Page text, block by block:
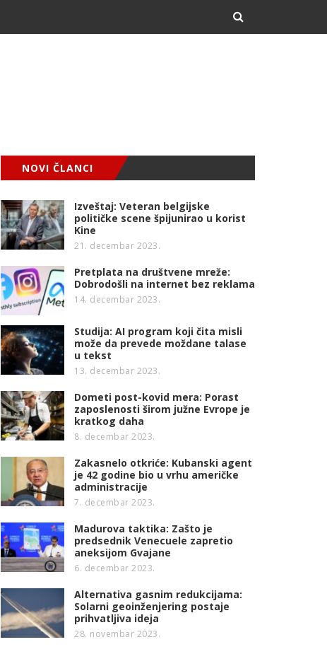
NOVI ČLANCI
Izveštaj: Veteran belgijske
političke scene špijunirao u korist
Kine
21. decembar 2023.
Pretplata na društvene mreže:
Dobrodošli na internet bez reklama
14. decembar 2023.
Studija: AI program koji čita misli
može da prevede moždane talase
u tekst
13. decembar 2023.
Dometi post-kovid mera: Porast
zaposlenosti širom južne Evrope je
kratkog daha
8. decembar 2023.
Zakasnelo otkriće: Kubanski agent
je 42 godine bio u vrhu američke
administracije
7. decembar 2023.
Madurova taktika: Zašto je
predsednik Venecuele zapretio
aneksijom Gvajane
6. decembar 2023.
Alternativa gasnim redukcijama:
Solarni geoinženjering postaje
prihvatljiva ideja
28. novembar 2023.